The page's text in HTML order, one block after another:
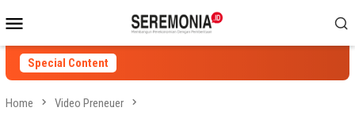
to
contentMenu
Special Content
Home Video Preneuer